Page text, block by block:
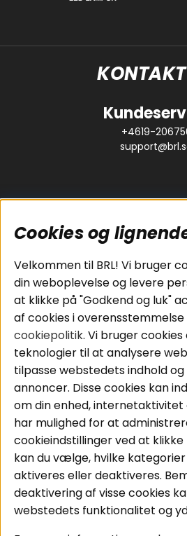
+4619-
Populære sider
Pakkeløsninger
Bilstereo
Højttalere
Forstærker
Smartphone
Tilbehør
Kabler
Områder
Bilstereo
Hjemmestereo
S
g på din bil
Cookies og
Velkommen til BRL! Vi bruger
din weboplevelse og levere
at klikke på "Godkend og luk"
af cookies i
cookiepolitik. Vi bruger
teknologier til at analysere
tilpasse webstedets indhold
annoncer. Disse cookies kan
om din enhed,
har mulighed for at
cookieindstillinger ved at klikke
kan du vælge, hvilke
aktiveres eller deaktiveres.
deaktivering af visse cookies
webstedets funktionalitet og